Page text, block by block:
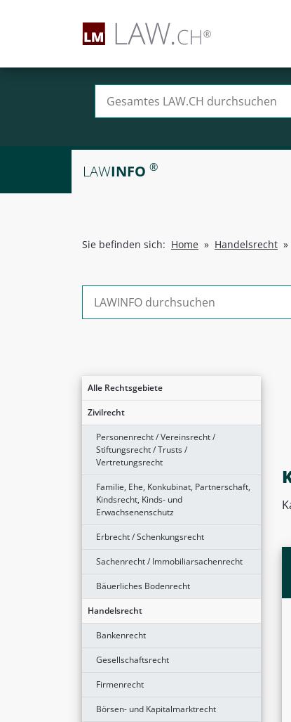
LAWINFO ®
Sie befinden sich: Home » Handelsrecht »
Alle Rechtsgebiete
Zivilrecht
Personenrecht / Vereinsrecht /
Stiftungsrecht / Trusts /
Vertretungsrecht
Familie, Ehe, Konkubinat, Partnerschaft,
Kindsrecht, Kinds- und
Erwachsenenschutz
Erbrecht / Schenkungsrecht
Sachenrecht / Immobiliarsachenrecht
Bäuerliches Bodenrecht
Handelsrecht
Bankenrecht
Gesellschaftsrecht
Firmenrecht
Börsen- und Kapitalmarktrecht